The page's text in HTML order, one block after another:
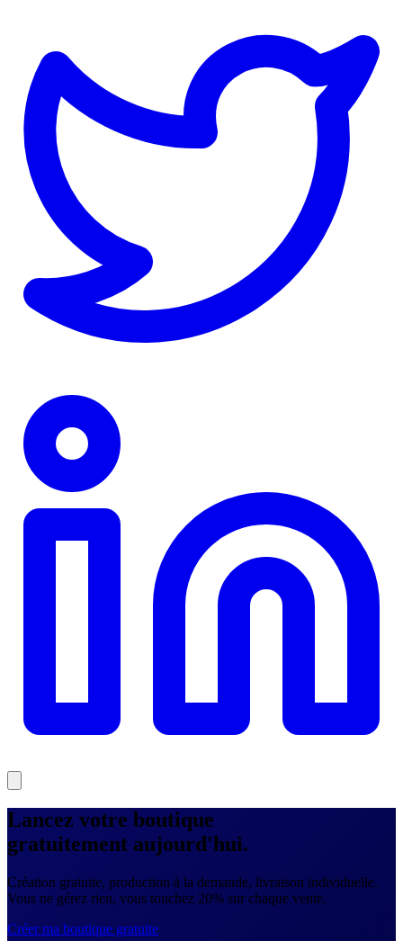
Lancez votre boutique
gratuitement aujourd'hui.
Création gratuite, production à la demande, livraison individuelle.
Vous ne gérez rien, vous touchez 20% sur chaque vente.
Créer ma boutique gratuite